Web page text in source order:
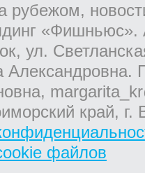
рубежом,
«Фишньюс».
ул.
край,
файлов